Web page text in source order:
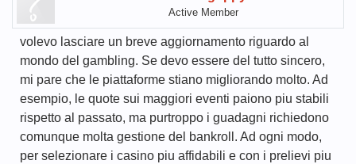
Active Member
volevo lasciare un breve aggiornamento riguardo al
mondo del gambling. Se devo essere del tutto sincero,
mi pare che le piattaforme stiano migliorando molto. Ad
esempio, le quote sui maggiori eventi paiono piu stabili
rispetto al passato, ma purtroppo i guadagni richiedono
comunque molta gestione del bankroll. Ad ogni modo,
per selezionare i casino piu affidabili e con i prelievi piu